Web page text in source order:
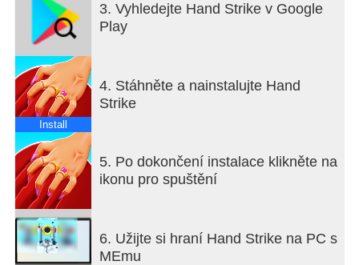
3. Vyhledejte Hand Strike v Google
Play
Install
4. Stáhněte a nainstalujte Hand
Strike
5. Po dokončení instalace klikněte na
ikonu pro spuštění
6. Užijte si hraní Hand Strike na PC s
MEmu